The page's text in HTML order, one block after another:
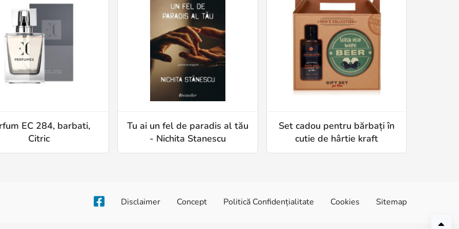
EC 284, barbati,
Citric
Tu ai un fel de paradis al tău
- Nichita Stanescu
Set cadou pentru bărbați în
cutie de hârtie kraft
Disclaimer Concept Politică Confidențialitate Cookies Sitemap